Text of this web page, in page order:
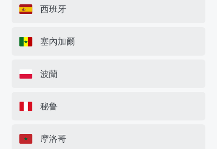
西班牙
塞內加爾
波蘭
秘鲁
摩洛哥